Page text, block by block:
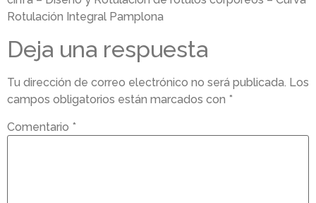
Rotulación Integral Pamplona
Deja una respuesta
Tu dirección de correo electrónico no será publicada. Los
campos obligatorios están marcados con *
Comentario *